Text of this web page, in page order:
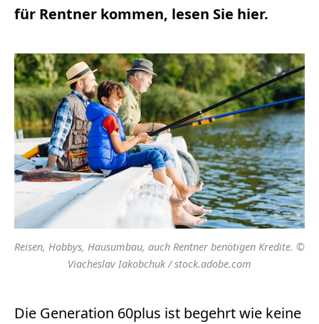
für Rentner kommen, lesen Sie hier.
Reisen, Hobbys, Hausumbau, auch Rentner benötigen Kredite. ©
Viacheslav Iakobchuk / stock.adobe.com
Die Generation 60plus ist begehrt wie keine